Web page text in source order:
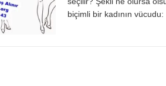
biçimli bir kadının